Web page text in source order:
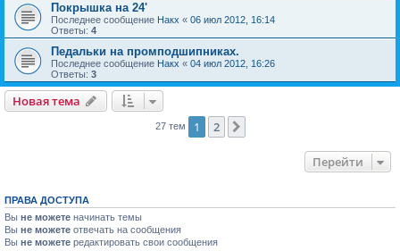
Покрышка на 24'
Последнее сообщение Накх « 06 июл 2012, 16:14
Ответы: 4
Педальки на промподшипниках.
Последнее сообщение Накх « 04 июл 2012, 16:26
Ответы: 3
Новая тема
27 тем 1 2
Перейти
ПРАВА ДОСТУПА
Вы не можете начинать темы
Вы не можете отвечать на сообщения
Вы не можете редактировать свои сообщения